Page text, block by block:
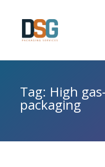
Tag: High
packaging